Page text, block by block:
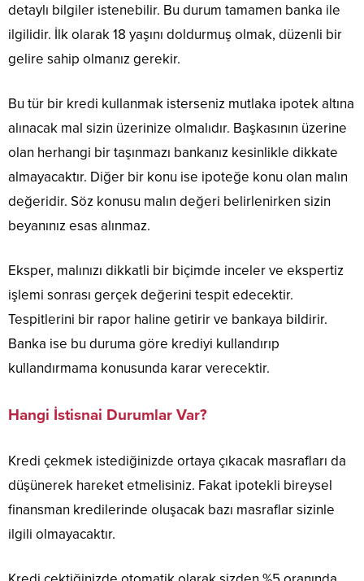
detaylı bilgiler istenebilir. Bu durum tamamen banka ile
ilgilidir. İlk olarak 18 yaşını doldurmuş olmak, düzenli bir
gelire sahip olmanız gerekir.
Bu tür bir kredi kullanmak isterseniz mutlaka ipotek altına
alınacak mal sizin üzerinize olmalıdır. Başkasının üzerine
olan herhangi bir taşınmazı bankanız kesinlikle dikkate
almayacaktır. Diğer bir konu ise ipoteğe konu olan malın
değeridir. Söz konusu malın değeri belirlenirken sizin
beyanınız esas alınmaz.
Eksper, malınızı dikkatli bir biçimde inceler ve ekspertiz
işlemi sonrası gerçek değerini tespit edecektir.
Tespitlerini bir rapor haline getirir ve bankaya bildirir.
Banka ise bu duruma göre krediyi kullandırıp
kullandırmama konusunda karar verecektir.
Hangi İstisnai Durumlar Var?
Kredi çekmek istediğinizde ortaya çıkacak masrafları da
düşünerek hareket etmelisiniz. Fakat ipotekli bireysel
finansman kredilerinde oluşacak bazı masraflar sizinle
ilgili olmayacaktır.